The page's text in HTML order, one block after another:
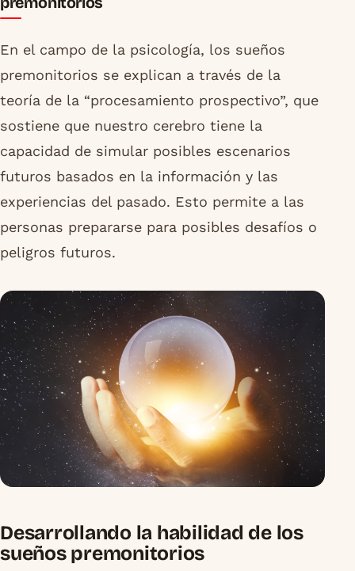
En el campo de la psicología, los sueños
premonitorios se explican a través de la
teoría de la “procesamiento prospectivo”, que
sostiene que nuestro cerebro tiene la
capacidad de simular posibles escenarios
futuros basados en la información y las
experiencias del pasado. Esto permite a las
personas prepararse para posibles desafíos o
peligros futuros.
Desarrollando la habilidad de los
sueños premonitorios